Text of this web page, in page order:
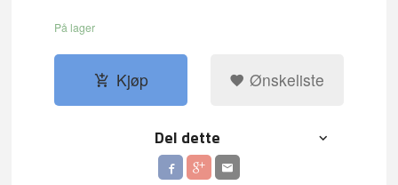
På lager
Kjøp Ønskeliste
Del dette